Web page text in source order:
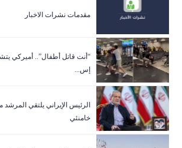
مقدمات نشرات الاخبار
“أنت قاتل أطفال”.. أميركي
إس...
الرئيس الإيراني يلتقي المرشد
خامنئي